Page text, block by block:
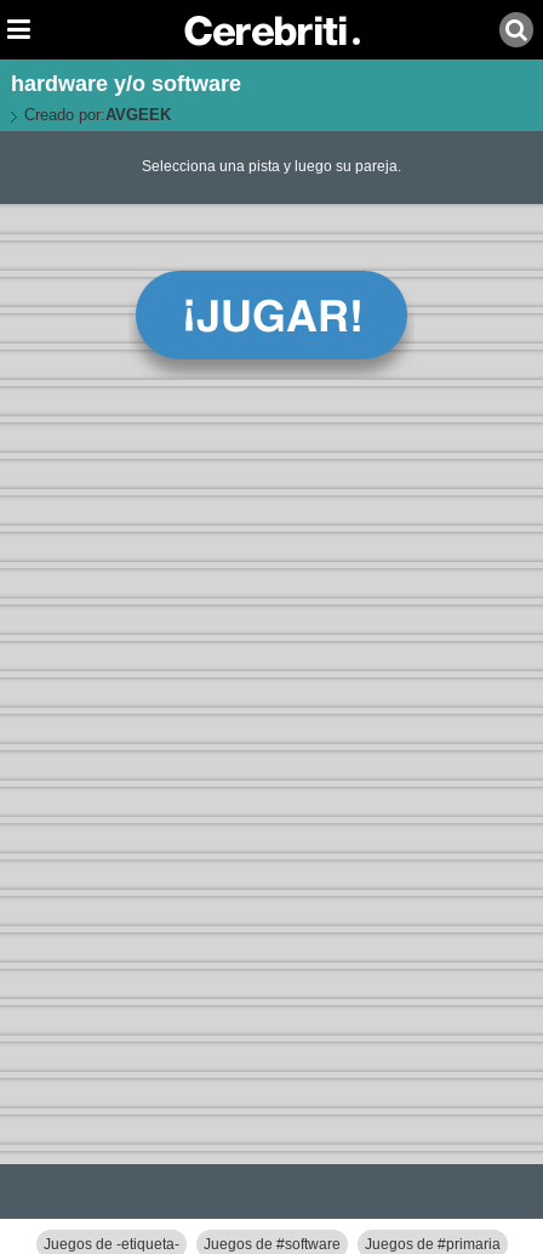
hardware y/o software
Creado por:AVGEEK
Selecciona una pista y luego su pareja.
Juegos de -etiqueta- Juegos de #software Juegos de #primaria